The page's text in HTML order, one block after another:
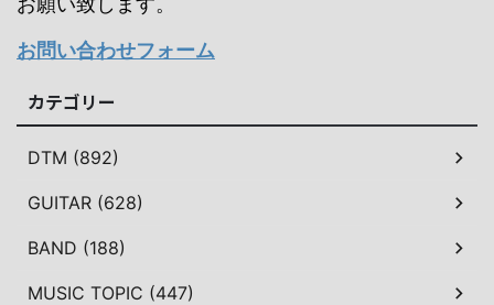
お問い合わせフォーム
カテゴリー
DTM (892)
GUITAR (628)
BAND (188)
MUSIC TOPIC (447)